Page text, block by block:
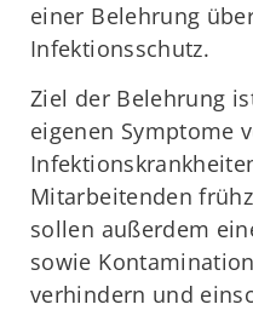
einer Belehrung
Infektionsschutz.
Ziel der Belehrung
eigenen Symptome
Mitarbeitenden
sollen außerdem
sowie
verhindern und